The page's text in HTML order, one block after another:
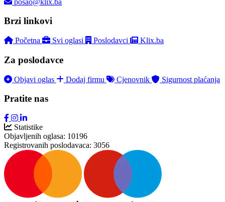
Brzi linkovi
Početna Svi oglasi Poslodavci Klix.ba
Za poslodavce
Objavi oglas Dodaj firmu Cjenovnik Sigurnost plaćanja
Pratite nas
Statistike
Objavljenih oglasa: 10196
Registrovanih poslodavaca: 3056